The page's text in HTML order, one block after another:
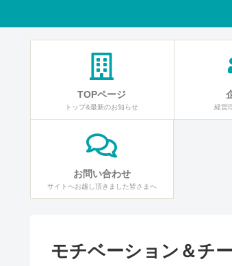
TOPページ
トップ&最新のお知らせ 経営
お問い合わせ
サイトへお越し頂きました皆さまへ
モチベーション＆チ